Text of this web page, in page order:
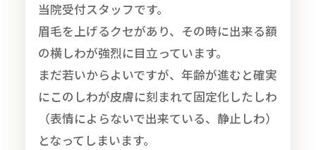
当院受付スタッフです。
眉毛を上げるクセがあり、その時に出来る額
の横しわが強烈に目立っています。
まだ若いからよいですが、年齢が進むと確実
にこのしわが皮膚に刻まれて固定化したしわ
（表情によらないで出来ている、静止しわ）
となってしまいます。